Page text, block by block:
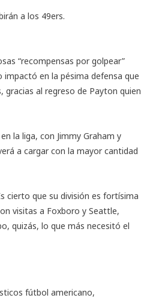
a los 49ers.
“recompensas por golpear”
en la pésima defensa que
al regreso de Payton quien
la liga, con Jimmy Graham y
a cargar con la mayor cantidad
cierto que su división es fortísima
visitas a Foxboro y Seattle,
quizás, lo que más necesitó el
fútbol americano,